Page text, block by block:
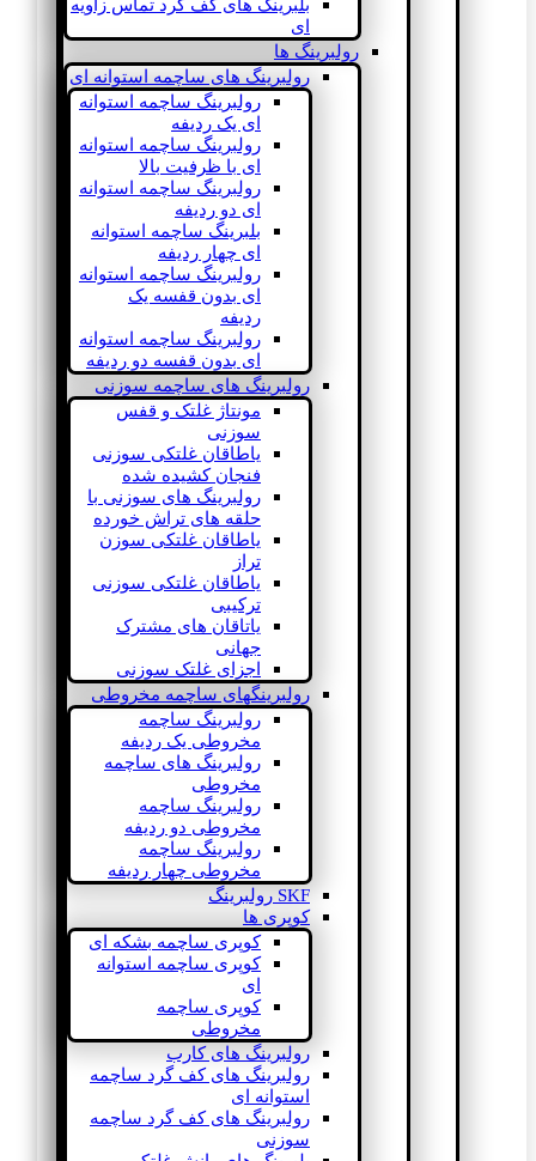
بلبرینگ های کف گرد تماس زاویه
ای
رولبرینگ ها
رولبرینگ های ساچمه استوانه ای
رولبرینگ ساچمه استوانه
ای یک ردیفه
رولبرینگ ساچمه استوانه
ای با ظرفیت بالا
رولبرینگ ساچمه استوانه
ای دو ردیفه
بلبرینگ ساچمه استوانه
ای چهار ردیفه
رولبرینگ ساچمه استوانه
ای بدون قفسه یک
ردیفه
رولبرینگ ساچمه استوانه
ای بدون قفسه دو ردیفه
رولبرینگ های ساچمه سوزنی
مونتاژ غلتک و قفس
سوزنی
یاطاقان غلتکی سوزنی
فنجان کشیده شده
رولبرینگ های سوزنی با
حلقه های تراش خورده
یاطاقان غلتکی سوزن
تراز
یاطاقان غلتکی سوزنی
ترکیبی
یاتاقان های مشترک
جهانی
اجزای غلتک سوزنی
رولبرینگهای ساچمه مخروطی
رولبرینگ ساچمه
مخروطی یک ردیفه
رولبرینگ های ساچمه
مخروطی
رولبرینگ ساچمه
مخروطی دو ردیفه
رولبرینگ ساچمه
مخروطی چهار ردیفه
SKF رولبرینگ
کوپری ها
کوپری ساچمه بشکه ای
کوپری ساچمه استوانه
ای
کوپری ساچمه
مخروطی
رولبرینگ های کارب
رولبرینگ های کف گرد ساچمه
استوانه ای
رولبرینگ های کف گرد ساچمه
سوزنی